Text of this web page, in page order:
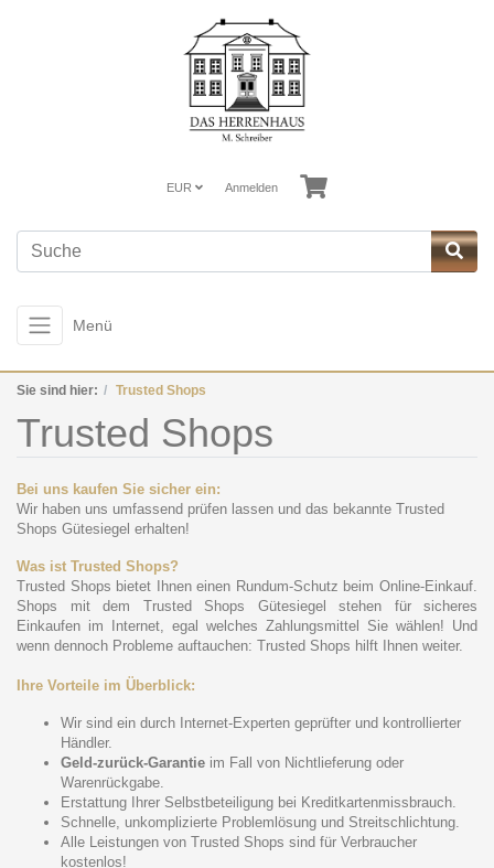
EUR Anmelden
Menü
Sie sind hier: Trusted Shops
Trusted Shops
Bei uns kaufen Sie sicher ein:
Wir haben uns umfassend prüfen lassen und das bekannte Trusted
Shops Gütesiegel erhalten!
Was ist Trusted Shops?
Trusted Shops bietet Ihnen einen Rundum-Schutz beim Online-Einkauf.
Shops mit dem Trusted Shops Gütesiegel stehen für sicheres
Einkaufen im Internet, egal welches Zahlungsmittel Sie wählen! Und
wenn dennoch Probleme auftauchen: Trusted Shops hilft Ihnen weiter.
Ihre Vorteile im Überblick:
Wir sind ein durch Internet-Experten geprüfter und kontrollierter
Händler.
Geld-zurück-Garantie im Fall von Nichtlieferung oder
Warenrückgabe.
Erstattung Ihrer Selbstbeteiligung bei Kreditkartenmissbrauch.
Schnelle, unkomplizierte Problemlösung und Streitschlichtung.
Alle Leistungen von Trusted Shops sind für Verbraucher
kostenlos!